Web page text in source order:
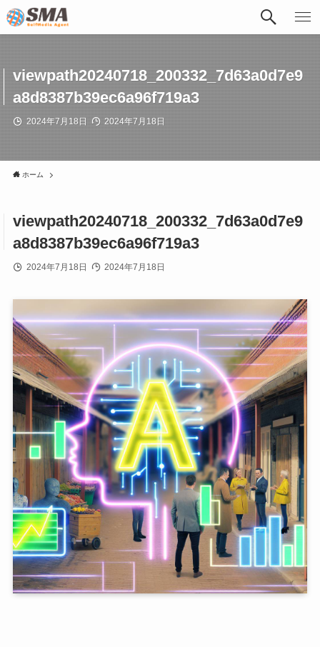
viewpath20240718_200332_7d63a0d7e9
a8d8387b39ec6a96f719a3
2024年7月18日 2024年7月18日
ホーム
viewpath20240718_200332_7d63a0d7e9
a8d8387b39ec6a96f719a3
2024年7月18日 2024年7月18日